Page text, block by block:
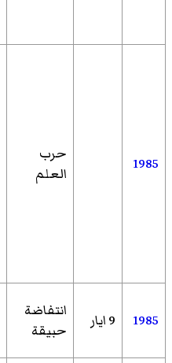
1985
حرب
العلم
1985 9 ايار
انتفاضة
حبيقة